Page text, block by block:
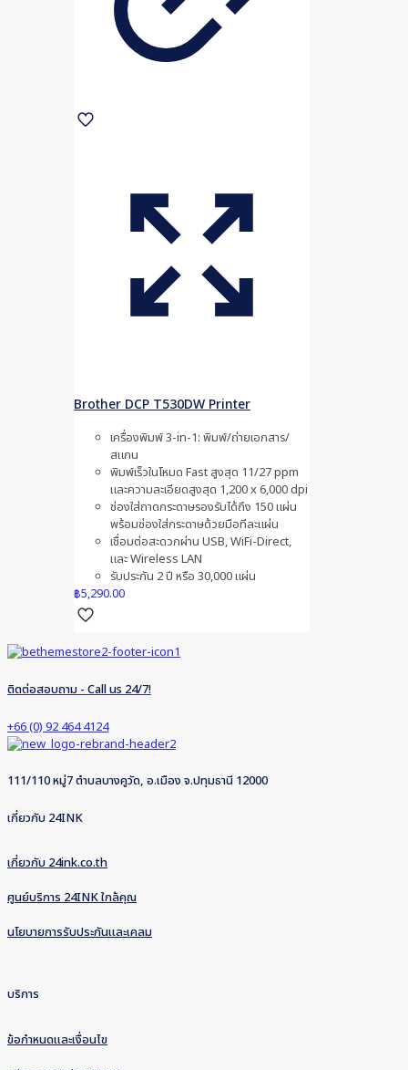
Brother DCP T530DW Printer
เครื่องพิมพ์ 3-in-1: พิมพ์/ถ่ายเอกสาร/
สแกน
พิมพ์เร็วในโหมด Fast สูงสุด 11/27 ppm
และความละเอียดสูงสุด 1,200 x 6,000 dpi
ช่องใส่ถาดกระดาษรองรับได้ถึง 150 แผ่น
พร้อมช่องใส่กระดาษด้วยมือทีละแผ่น
เชื่อมต่อสะดวกผ่าน USB, WiFi-Direct,
และ Wireless LAN
รับประกัน 2 ปี หรือ 30,000 แผ่น
฿5,290.00
ติดต่อสอบถาม - Call us 24/7!
+66 (0) 92 464 4124
111/110 หมู่7 ตำบลบางคูวัด, อ.เมือง จ.ปทุมธานี 12000
เกี่ยวกับ 24INK
เกี่ยวกับ 24ink.co.th
ศูนย์บริการ 24INK ใกล้คุณ
นโยบายการรับประกันและเคลม
บริการ
ข้อกำหนดและเงื่อนไข